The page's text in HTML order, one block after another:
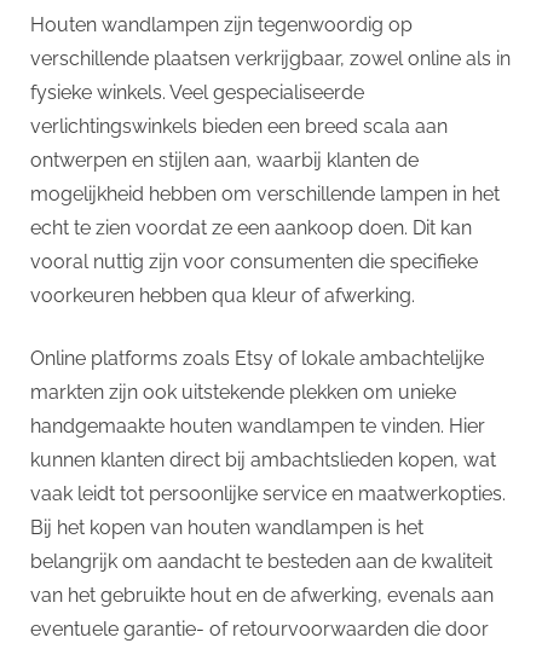
Houten wandlampen zijn tegenwoordig op
verschillende plaatsen verkrijgbaar, zowel online als in
fysieke winkels. Veel gespecialiseerde
verlichtingswinkels bieden een breed scala aan
ontwerpen en stijlen aan, waarbij klanten de
mogelijkheid hebben om verschillende lampen in het
echt te zien voordat ze een aankoop doen. Dit kan
vooral nuttig zijn voor consumenten die specifieke
voorkeuren hebben qua kleur of afwerking.
Online platforms zoals Etsy of lokale ambachtelijke
markten zijn ook uitstekende plekken om unieke
handgemaakte houten wandlampen te vinden. Hier
kunnen klanten direct bij ambachtslieden kopen, wat
vaak leidt tot persoonlijke service en maatwerkopties.
Bij het kopen van houten wandlampen is het
belangrijk om aandacht te besteden aan de kwaliteit
van het gebruikte hout en de afwerking, evenals aan
eventuele garantie- of retourvoorwaarden die door